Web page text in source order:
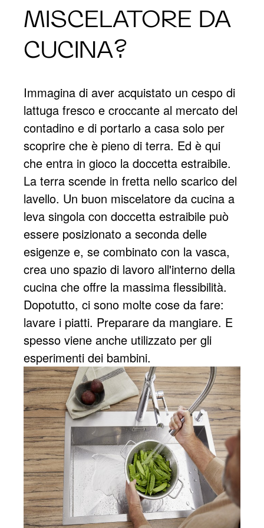
MISCELATORE DA
CUCINA?
Immagina di aver acquistato un cespo di
lattuga fresco e croccante al mercato del
contadino e di portarlo a casa solo per
scoprire che è pieno di terra. Ed è qui
che entra in gioco la doccetta estraibile.
La terra scende in fretta nello scarico del
lavello. Un buon miscelatore da cucina a
leva singola con doccetta estraibile può
essere posizionato a seconda delle
esigenze e, se combinato con la vasca,
crea uno spazio di lavoro all'interno della
cucina che offre la massima flessibilità.
Dopotutto, ci sono molte cose da fare:
lavare i piatti. Preparare da mangiare. E
spesso viene anche utilizzato per gli
esperimenti dei bambini.